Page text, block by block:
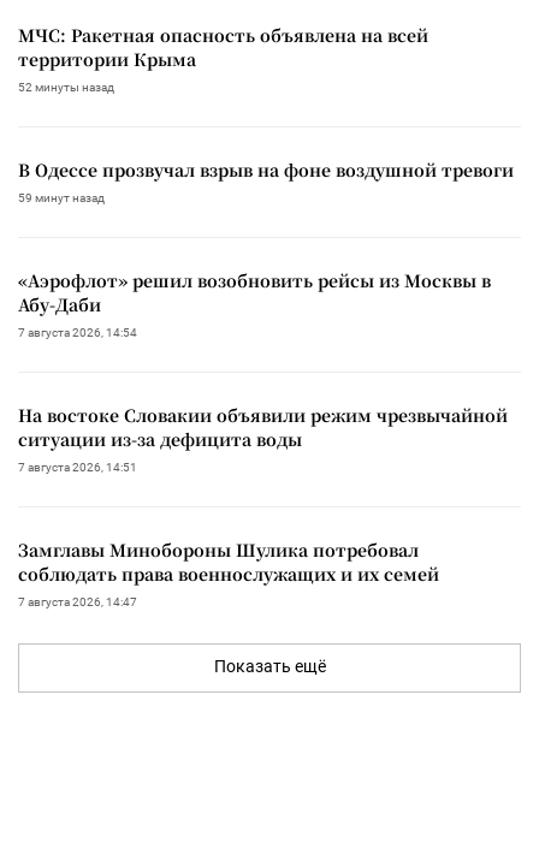
МЧС: Ракетная опасность объявлена на всей
территории Крыма
52 минуты назад
В Одессе прозвучал взрыв на фоне воздушной тревоги
59 минут назад
«Аэрофлот» решил возобновить рейсы из Москвы в
Абу-Даби
7 августа 2026, 14:54
На востоке Словакии объявили режим чрезвычайной
ситуации из-за дефицита воды
7 августа 2026, 14:51
Замглавы Минобороны Шулика потребовал
соблюдать права военнослужащих и их семей
7 августа 2026, 14:47
Показать ещё